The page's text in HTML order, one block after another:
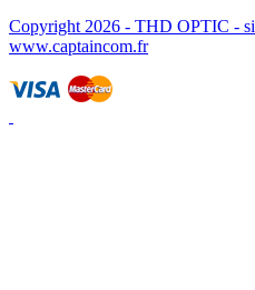
Copyright 2026 - THD OPTIC -
www.captaincom.fr